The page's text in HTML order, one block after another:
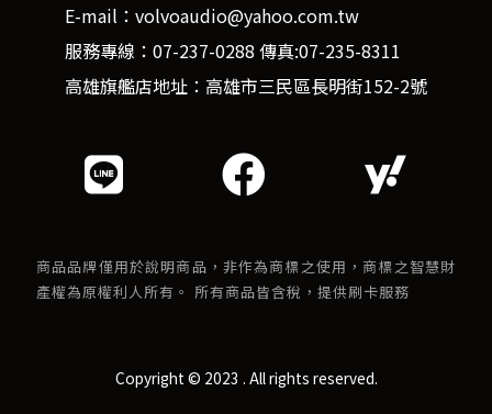
E-mail：volvoaudio@yahoo.com.tw
服務專線：07-237-0288 傳真:07-235-8311
高雄旗艦店地址：高雄市三民區長明街152-2號
商品品牌僅用於說明商品，非作為商標之使用，商標之智慧財
產權為原權利人所有。 所有商品皆含稅，提供刷卡服務
Copyright © 2023 . All rights reserved.